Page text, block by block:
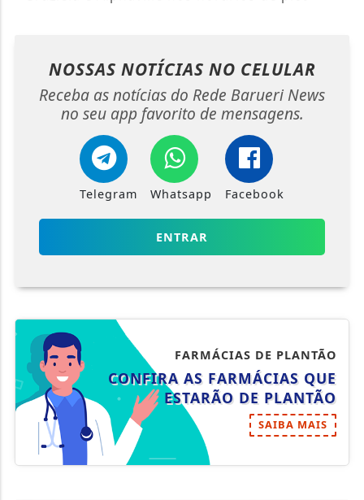
NOSSAS NOTÍCIAS NO CELULAR
Receba as notícias do Rede Barueri News
no seu app favorito de mensagens.
Telegram Whatsapp Facebook
ENTRAR
FARMÁCIAS DE PLANTÃO
CONFIRA AS FARMÁCIAS QUE
ESTARÃO DE PLANTÃO
SAIBA MAIS